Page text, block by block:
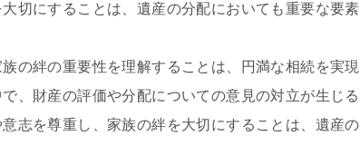
切にすることは、遺産の分配においても重要な要素
の絆の重要性を理解することは、円満な相続を実現
、財産の評価や分配についての意見の対立が生じる
志を尊重し、家族の絆を大切にすることは、遺産の